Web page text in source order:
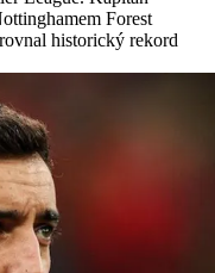
Forest
historický rekord